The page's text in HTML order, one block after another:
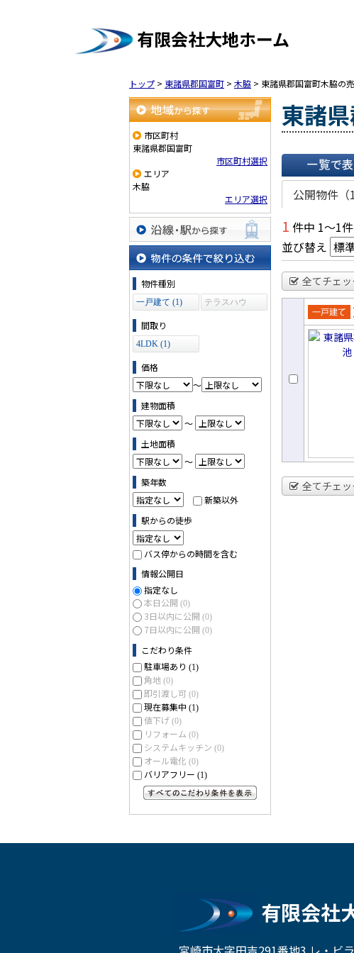
有限会社大地ホーム
トップ > 東諸県郡国富町 > 木脇 > 東諸県郡国富町木脇の
地域から探す
市区町村
東諸県郡国富町
市区町村選択
エリア
木脇
エリア選択
沿線・駅から探す
物件の条件で絞り込む
物件種別
一戸建て (1)
テラスハウ
間取り
4LDK (1)
価格
～
建物面積
～
土地面積
～
築年数
新築以外
駅からの徒歩
バス停からの時間を含む
情報公開日
指定なし
本日公開 (0)
3日以内に公開 (0)
7日以内に公開 (0)
こだわり条件
駐車場あり (1)
角地 (0)
即引渡し可 (0)
現在募集中 (1)
値下げ (0)
リフォーム (0)
システムキッチン (0)
オール電化 (0)
バリアフリー (1)
東諸
一覧で表示
公開物件（1
1 件中 1～1
並び替え
全てチェッ
売一戸建
て
全てチェッ
有限会社